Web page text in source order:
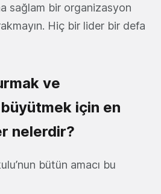
sağlam bir organizasyon
Hiç bir lider bir defa
ve
için en
nelerdir?
bütün amacı bu